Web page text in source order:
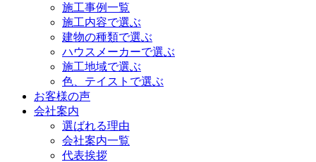
施工事例一覧
施工内容で選ぶ
建物の種類で選ぶ
ハウスメーカーで選ぶ
施工地域で選ぶ
色、テイストで選ぶ
お客様の声
会社案内
選ばれる理由
会社案内一覧
代表挨拶